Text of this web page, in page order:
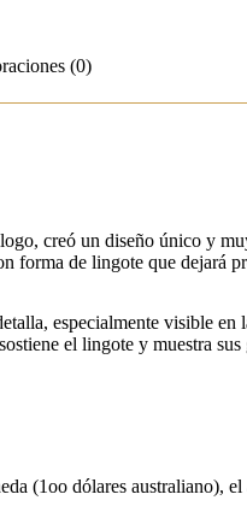
(0)
creó un diseño único y
forma de lingote que dejará
especialmente visible
el lingote y muestra
(1oo dólares australiano),